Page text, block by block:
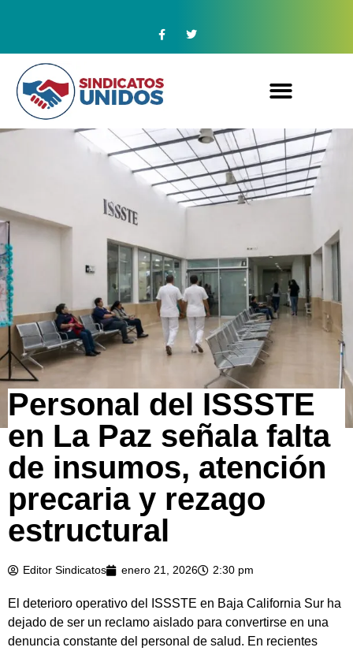
Personal del ISSSTE
en La Paz señala falta
de insumos, atención
precaria y rezago
estructural
Editor Sindicatos enero 21, 2026 2:30 pm
El deterioro operativo del ISSSTE en Baja California Sur ha
dejado de ser un reclamo aislado para convertirse en una
denuncia constante del personal de salud. En recientes